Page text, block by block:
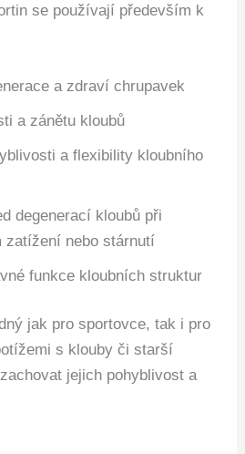
se používají především k
a zdraví chrupavek
a zánětu kloubů
a flexibility kloubního
degenerací kloubů při
zatížení nebo stárnutí
funkce kloubních struktur
jak pro sportovce, tak i pro
s klouby či starší
jejich pohyblivost a